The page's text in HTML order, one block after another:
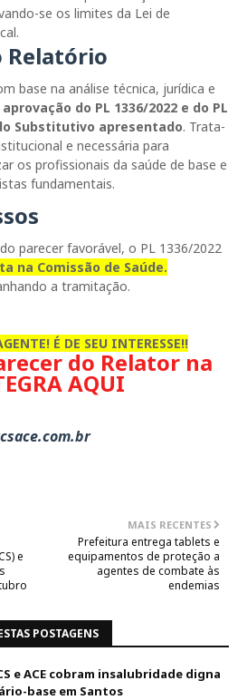
se os limites da Lei de
.
Relatório
base na análise técnica, jurídica e
do PL 1336/2022 e do PL
Substitutivo apresentado. Trata-
e necessária para
os profissionais da saúde de base e
fundamentais.
parecer favorável, o PL 1336/2022
na Comissão de Saúde.
a tramitação.
É DE SEU INTERESSE!!
do Relator na
AQUI
MAIS RECENTES
Prefeitura entrega tablets e
equipamentos de proteção a
agentes de combate às
endemias
e
POSTAGENS
e ACE cobram insalubridade digna
base em Santos